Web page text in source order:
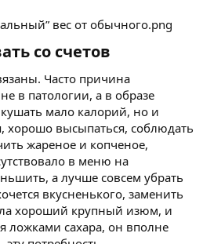
со счетов​
Часто причина
в патологии, а в образе
мало калорий, но и
хорошо высыпаться, соблюдать
жареное и копченое,
в меню на
а лучше совсем убрать
вкусненького, заменить
хороший крупный изюм, и
ложками сахара, он вполне